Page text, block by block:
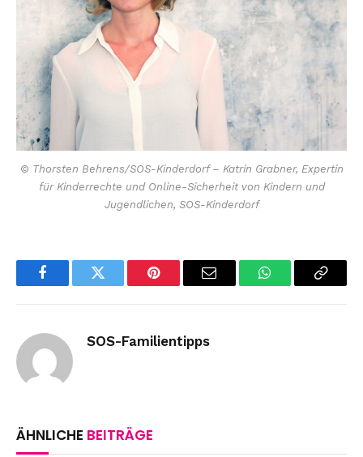
© Thorsten Behrens/SOS-Kinderdorf – Katrin Grabner, Expertin
für Kinderrechte und Online-Sicherheit von Kindern und
Jugendlichen, SOS-Kinderdorf
FacebookTwitter Pinterest Email WhatsAppCopy
SOS-Familientipps
ÄHNLICHE BEITRÄGE